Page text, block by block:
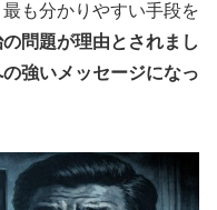
も分かりやすい手段を
問題が理由とされまし
強いメッセージになっ